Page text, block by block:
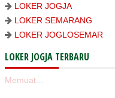
LOKER JOGJA
LOKER SEMARANG
LOKER JOGLOSEMAR
LOKER JOGJA TERBARU
Memuat...